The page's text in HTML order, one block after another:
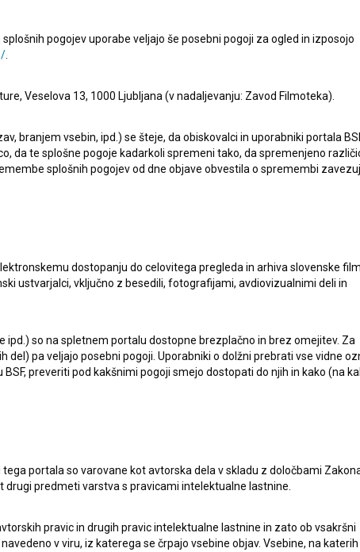
Želim si
- Akademija za gledališče,
pogojev uporabe veljajo še posebni pogoji za ogled in izposojo
Veselova 13, 1000 Ljubljana (v nadaljevanju: Zavod Filmoteka).
branjem vsebin, ipd.) se šteje, da obiskovalci in uporabniki portala
da te splošne pogoje kadarkoli spremeni tako, da spremenjeno
splošnih pogojev od dne objave obvestila o spremembi
dostopanju do celovitega pregleda in arhiva slovenske
ustvarjalci, vključno z besedili, fotografijami, avdiovizualnimi deli in
so na spletnem portalu dostopne brezplačno in brez omejitev. Za
pa veljajo posebni pogoji. Uporabniki o dolžni prebrati vse vidne
preveriti pod kakšnimi pogoji smejo dostopati do njih in kako (na
portala so varovane kot avtorska dela v skladu z določbami
drugi predmeti varstva s pravicami intelektualne lastnine.
pravic in drugih pravic intelektualne lastnine in zato ob vsakršni
v viru, iz katerega se črpajo vsebine objav. Vsebine, na katerih